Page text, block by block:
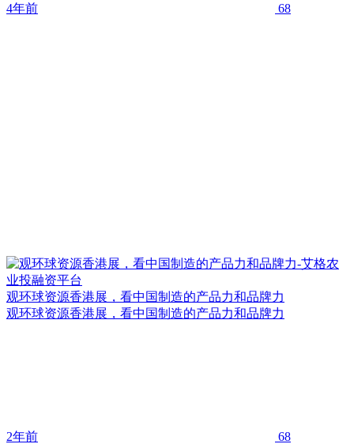
4年前 68
观环球资源香港展，看中国制造的产品力和品牌力
观环球资源香港展，看中国制造的产品力和品牌力
2年前 68